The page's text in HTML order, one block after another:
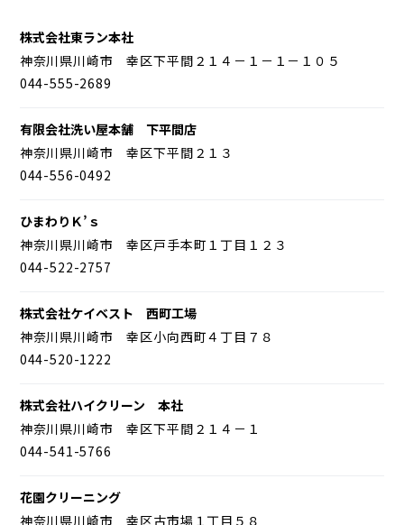
株式会社東ラン本社
神奈川県川崎市 幸区下平間２１４－１－１－１０５
044-555-2689
有限会社洗い屋本舗 下平間店
神奈川県川崎市 幸区下平間２１３
044-556-0492
ひまわりＫ’ｓ
神奈川県川崎市 幸区戸手本町１丁目１２３
044-522-2757
株式会社ケイベスト 西町工場
神奈川県川崎市 幸区小向西町４丁目７８
044-520-1222
株式会社ハイクリーン 本社
神奈川県川崎市 幸区下平間２１４－１
044-541-5766
花園クリーニング
神奈川県川崎市 幸区古市場１丁目５８